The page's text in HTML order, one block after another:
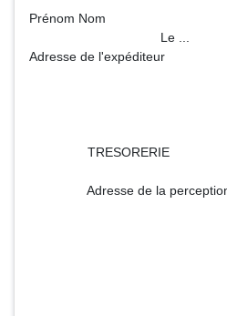
Le ...
Adresse de l'expéditeur
TRESORERIE
Adresse de la